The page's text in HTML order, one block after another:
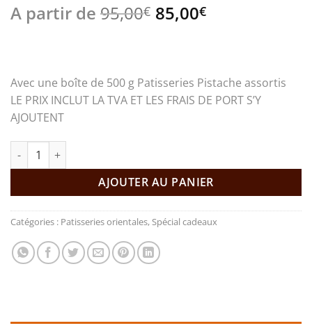
A partir de 95,00€ Le
prix
95,00€.
85,00€Le
85,00€.
Avec une boîte de 500 g Patisseries Pistache assortis
LE PRIX INCLUT LA TVA ET LES FRAIS DE PORT S’Y
AJOUTENT
quantité de SPÉCIAL CADEAUX BOÎTE À MOSAÏQUE Avec
AJOUTER AU PANIER
Catégories : Patisseries orientales,Spécial cadeaux